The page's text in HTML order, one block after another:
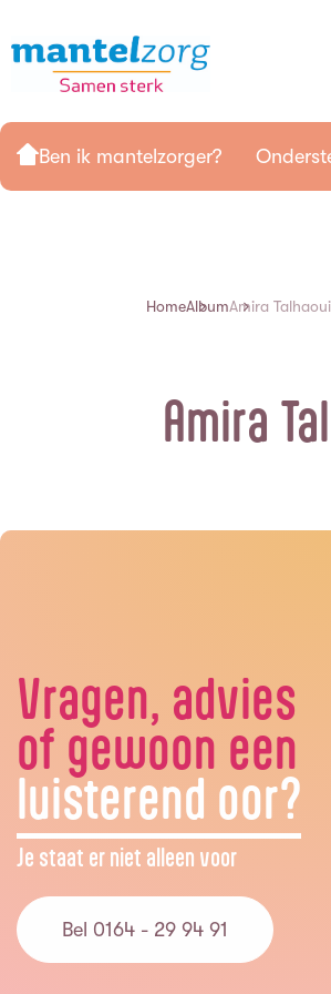
Ben ik mantelzorger?
HomeAlbumAmira Talhaoui
Amira
Vragen, advies
of gewoon een
luisterend oor?
Je staat er niet alleen voor
Bel 0164 - 29 94 91